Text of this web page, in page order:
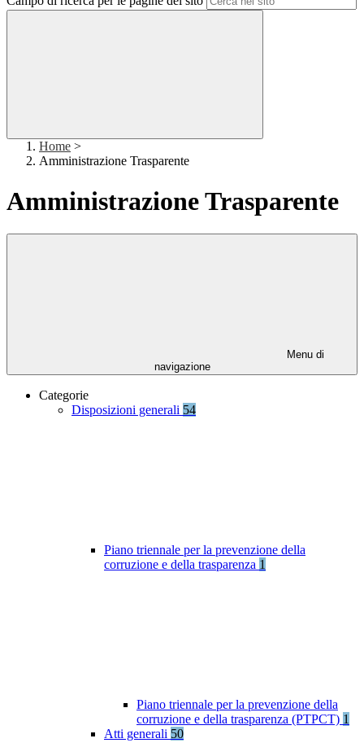
Home >
Amministrazione Trasparente
Amministrazione Trasparente
Menu di
navigazione
Categorie
Disposizioni generali 54
Piano triennale per la prevenzione della
corruzione e della trasparenza 1
Piano triennale per la prevenzione della
corruzione e della trasparenza (PTPCT) 1
Atti generali 50